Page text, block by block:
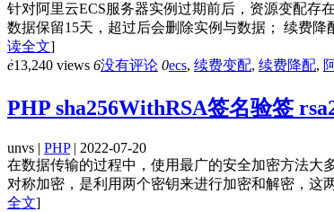
针对阿里云ECS服务器实例过期前后，资源变配存
数据保留15天，超过后会删除实例与数据； 续费
读全文]
ė13,240 views 6没有评论 0ecs, 续费变配, 续费降配,
PHP sha256WithRSA签名验签
unvs | PHP| 2022-07-20
在数据传输的过程中，使用最广的安全加密方法大
对称加密，是利用两个密钥来进行加密和解密，这
全文]